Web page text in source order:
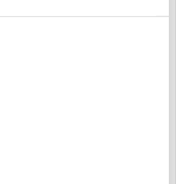
del suo talento
e il potere delle